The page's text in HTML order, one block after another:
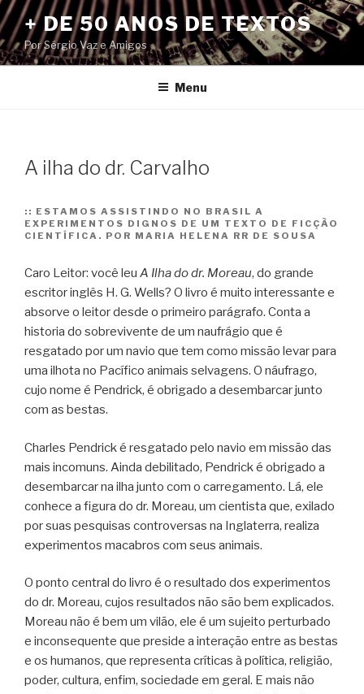
Pular
para
o
conteúdo
+ DE 50 ANOS DE TEXTOS
Por Sérgio Vaz e Amigos
Menu
A ilha do dr. Carvalho
:: ESTAMOS ASSISTINDO NO BRASIL A
EXPERIMENTOS DIGNOS DE UM TEXTO DE FICÇÃO
CIENTÍFICA. POR MARIA HELENA RR DE SOUSA
Caro Leitor: você leu A Ilha do dr. Moreau, do grande
escritor inglês H. G. Wells? O livro é muito interessante e
absorve o leitor desde o primeiro parágrafo. Conta a
historia do sobrevivente de um naufrágio que é
resgatado por um navio que tem como missão levar para
uma ilhota no Pacífico animais selvagens. O náufrago,
cujo nome é Pendrick, é obrigado a desembarcar junto
com as bestas.
Charles Pendrick é resgatado pelo navio em missão das
mais incomuns. Ainda debilitado, Pendrick é obrigado a
desembarcar na ilha junto com o carregamento. Lá, ele
conhece a figura do dr. Moreau, um cientista que, exilado
por suas pesquisas controversas na Inglaterra, realiza
experimentos macabros com seus animais.
O ponto central do livro é o resultado dos experimentos
do dr. Moreau, cujos resultados não são bem explicados.
Moreau não é bem um vilão, ele é um sujeito perturbado
e inconsequente que preside a interação entre as bestas
e os humanos, que representa críticas à política, religião,
poder, cultura, enfim, sociedade em geral. E mais não